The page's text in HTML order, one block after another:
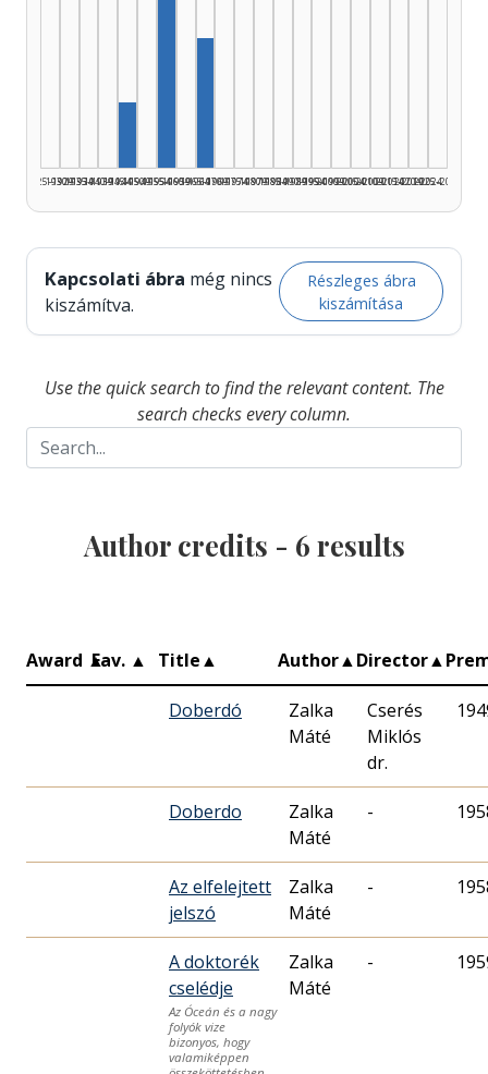
1925–1929
1930–1934
1935–1939
1940–1944
1945–1949
1950–1954
1955–1959
1960–1964
1965–1969
1970–1974
1975–1979
1980–1984
1985–1989
1990–1994
1995–1999
2000–2004
2005–2009
2010–2014
2015–2019
2020–2024
2025–2026
Kapcsolati ábra még nincs
kiszámítva.
Részleges ábra
kiszámítása
Use the quick search to find the relevant content. The
search checks every column.
Author credits - 6 results
Award ▲
Fav. ▲ Title▲ Author▲Director▲
Doberdó
Zalka
Máté
Cserés
Miklós
dr.
Doberdo
Zalka
Máté
-
Az elfelejtett
jelszó
Zalka
Máté
-
A doktorék
cselédje
Az Óceán és a nagy
folyók vize
bizonyos, hogy
valamiképpen
Zalka
Máté
-